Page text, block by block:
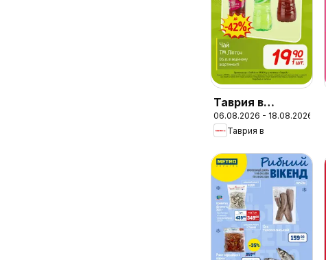
Таврия в
Поточний
каталог
06.08.2026 - 18.08.2026
Таврия в